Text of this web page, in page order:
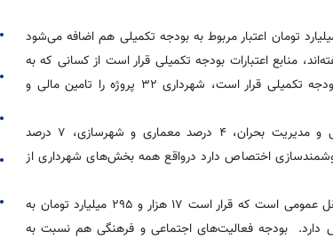
در صورت موافقت اعضای شورای شهر تهران، ۲ هزار و ۲۷۴ هزار میلیارد تومان اعتبار مربوط به بودجه تکمیلی هم اضافه می‌شود
شهری گفته‌اند، منابع اعتبارات بودجه تکمیلی قرار است از کسانی که به
گفته آنان «منافع بیشتری از افزایش قیمت املاک‌ می‌برند» تامین دریافت شود. با بودجه تکمیلی قرار است، شهرداری ۳۲ پروژه را تامین مالی و
از کل بودجه؛ ۳۷ درصد به حمل و نقل، ۱۴ درصد خدمات شهری، ۴ درصد ایمنی و مدیریت بحران، ۴ درصد معماری و شهرسازی، ۷ درصد
شهر هوشمند و هوشمندسازی اختصاص دارد درواقع همه بخش‌های شهرداری از
درواقع بیشترین سهم از کل بودجه شهرداری تهران مربوط به توسعه ناوگان حمل ‌نقل عمومی است که قرار است ۱۷ هزار و ۲۹۵ میلیارد تومان به
به خرید اتوبوس اختصاص دارد. بودجه فعالیت‌های اجتماعی و فرهنگی هم نسبت به